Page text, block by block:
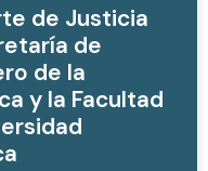
de Justicia
de
de la
y la Facultad